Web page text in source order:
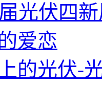
光伏四
爱恋
的光伏-